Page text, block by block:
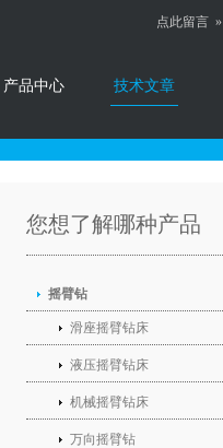
点此留言 »
产品中心 技术文章
您想了解哪种产品
摇臂钻
滑座摇臂钻床
液压摇臂钻床
机械摇臂钻床
万向摇臂钻